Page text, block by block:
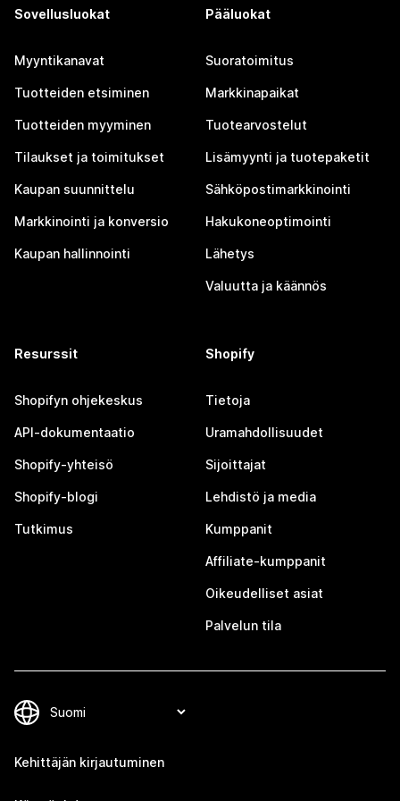
Sovellusluokat
Myyntikanavat
Tuotteiden etsiminen
Tuotteiden myyminen
Tilaukset ja toimitukset
Kaupan suunnittelu
Markkinointi ja konversio
Kaupan hallinnointi
Pääluokat
Suoratoimitus
Markkinapaikat
Tuotearvostelut
Lisämyynti ja tuotepaketit
Sähköpostimarkkinointi
Hakukoneoptimointi
Lähetys
Valuutta ja käännös
Resurssit
Shopifyn ohjekeskus
API-dokumentaatio
Shopify-yhteisö
Shopify-blogi
Tutkimus
Shopify
Tietoja
Uramahdollisuudet
Sijoittajat
Lehdistö ja media
Kumppanit
Affiliate-kumppanit
Oikeudelliset asiat
Palvelun tila
Kehittäjän kirjautuminen